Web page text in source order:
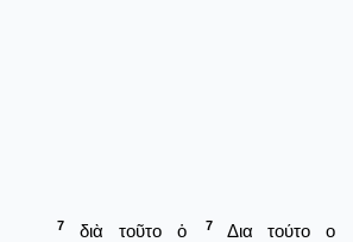
7
διὰ τοῦτο ὁ
7
Δια τούτο ο